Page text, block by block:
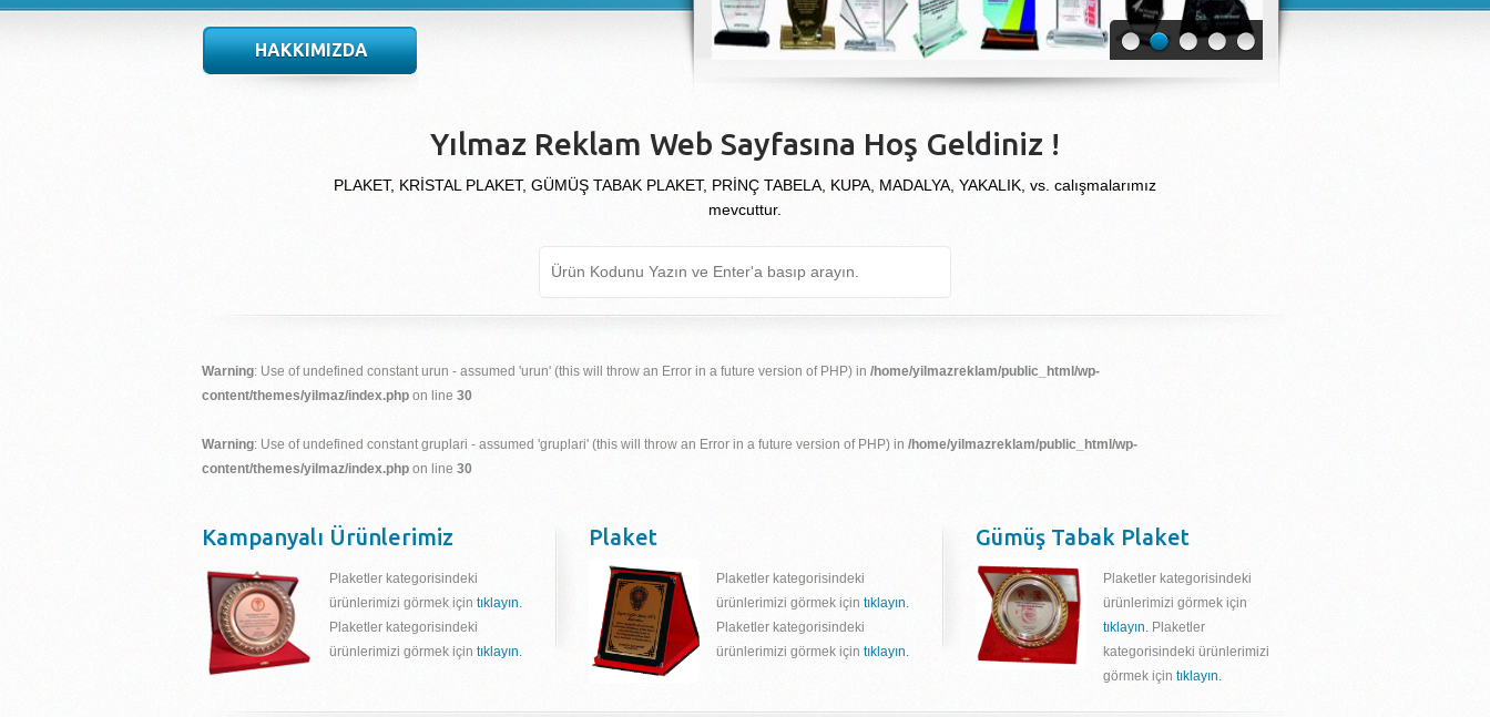
HAKKIMIZDA
Yılmaz Reklam Web Sayfasına Hoş Geldiniz !
PLAKET, KRİSTAL PLAKET, GÜMÜŞ TABAK PLAKET, PRİNÇ TABELA, KUPA, MADALYA, YAKALIK, vs. calışmalarımız
mevcuttur.
Warning: Use of undefined constant urun - assumed 'urun' (this will throw an Error in a future version of PHP) in /home/yilmazreklam/public_html/wp-
content/themes/yilmaz/index.php on line 30
Warning: Use of undefined constant gruplari - assumed 'gruplari' (this will throw an Error in a future version of PHP) in /home/yilmazreklam/public_html/wp-
content/themes/yilmaz/index.php on line 30
Kampanyalı Ürünlerimiz
Plaketler kategorisindeki
ürünlerimizi görmek için tıklayın.
Plaketler kategorisindeki
ürünlerimizi görmek için tıklayın.
Plaket
Plaketler kategorisindeki
ürünlerimizi görmek için tıklayın.
Plaketler kategorisindeki
ürünlerimizi görmek için tıklayın.
Gümüş Tabak Plaket
Plaketler kategorisindeki
ürünlerimizi görmek için
tıklayın. Plaketler
kategorisindeki ürünlerimizi
görmek için tıklayın.